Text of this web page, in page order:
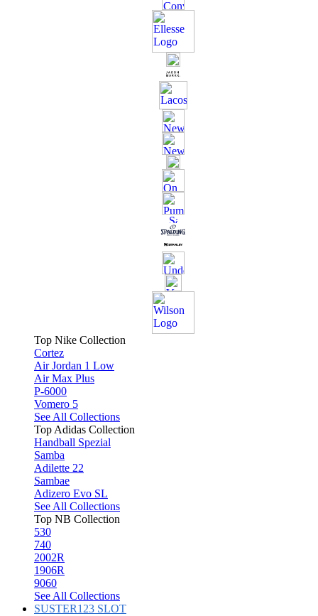
Top Nike Collection
Cortez
Air Jordan 1 Low
Air Max Plus
P-6000
Vomero 5
See All Collections
Top Adidas Collection
Handball Spezial
Samba
Adilette 22
Sambae
Adizero Evo SL
See All Collections
Top NB Collection
530
740
2002R
1906R
9060
See All Collections
SUSTER123 SLOT